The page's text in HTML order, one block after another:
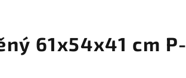
61x54x41 cm P-